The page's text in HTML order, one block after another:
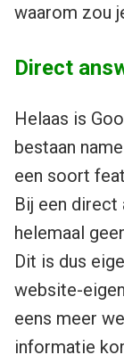
waarom zou
Direct
Helaas is
bestaan
een soort
Bij een direct
helemaal
Dit is dus
website-
eens meer
informatie